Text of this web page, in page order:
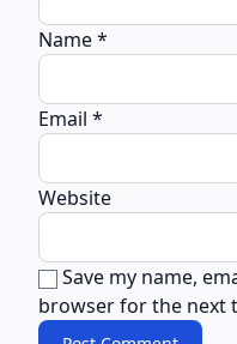
Name*
Email *
Website
Save my name,
browser for the next